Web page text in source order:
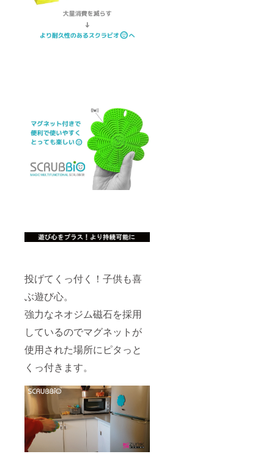
投げてくっ付く！子供も喜
ぶ遊び心。
強力なネオジム磁石を採用
しているのでマグネットが
使用された場所にピタっと
くっ付きます。